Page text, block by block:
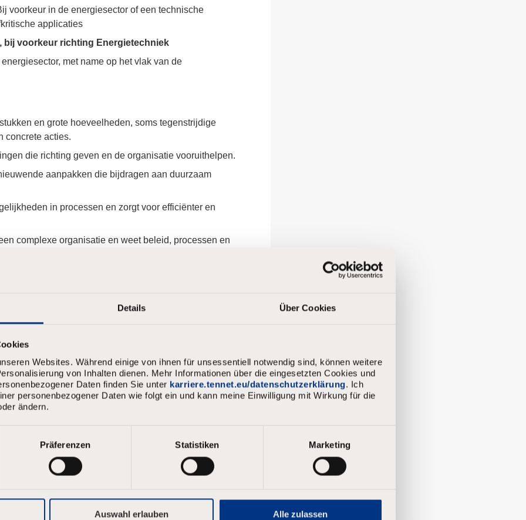
Details Über Cookies
Websites. Während einige von ihnen für unsessentiell notwendig sind, können weitere
von Inhalten dienen. Mehr Informationen über die eingesetzten Cookies und
Daten finden Sie unter karriere.tennet.eu/datenschutzerklärung. Ich
personenbezogener Daten wie folgt ein und kann meine Einwilligung mit Wirkung für die
ändern.
Präferenzen Statistiken Marketing
Auswahl erlauben Alle zulassen
voorkeur in de energiesector of een technische
applicaties
bij voorkeur richting Energietechniek
met name op het vlak van de
en grote hoeveelheden, soms tegenstrijdige
concrete acties.
die richting geven en de organisatie vooruithelpen.
aanpakken die bijdragen aan duurzaam
in processen en zorgt voor efficiënter en
complexe organisatie en weet beleid, processen en
argumenten en creëert draagvlak en
en